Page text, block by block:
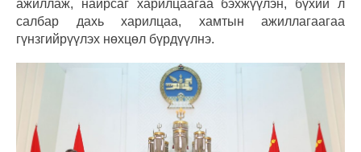
ажиллаж, найрсаг харилцаагаа бэхжүүлэн, бүхий л
салбар дахь харилцаа, хамтын ажиллагаагаа
гүнзгийрүүлэх нөхцөл бүрдүүлнэ.